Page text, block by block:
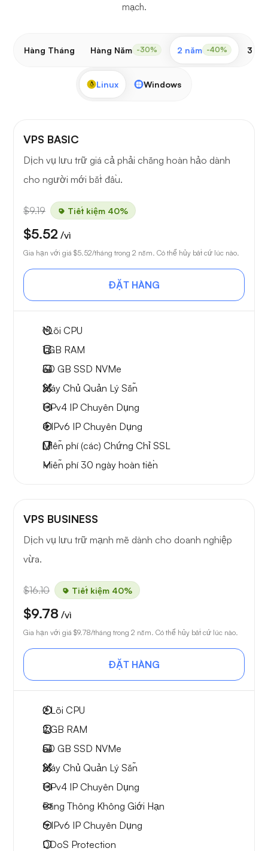
mạch.
Hàng Tháng Hàng Năm -30% 2 năm -40% 3
Linux Windows
VPS BASIC
Dịch vụ lưu trữ giá cả phải chăng hoàn hảo dành
cho người mới bắt đầu.
$9.19 Tiết kiệm 40%
$5.52 /vì
Gia hạn với giá $5.52/tháng trong 2 năm. Có thể hủy bất cứ lúc nào.
ĐẶT HÀNG
1Lõi CPU
1 GB RAM
30 GB SSD NVMe
Máy Chủ Quản Lý Sẵn
1 IPv4 IP Chuyên Dụng
4 IPv6 IP Chuyên Dụng
Miễn phí (các) Chứng Chỉ SSL
Miễn phí 30 ngày hoàn tiền
VPS BUSINESS
Dịch vụ lưu trữ mạnh mẽ dành cho doanh nghiệp
vừa.
$16.10 Tiết kiệm 40%
$9.78 /vì
Gia hạn với giá $9.78/tháng trong 2 năm. Có thể hủy bất cứ lúc nào.
ĐẶT HÀNG
2Lõi CPU
2 GB RAM
50 GB SSD NVMe
Máy Chủ Quản Lý Sẵn
1 IPv4 IP Chuyên Dụng
Băng Thông Không Giới Hạn
6 IPv6 IP Chuyên Dụng
DDoS Protection